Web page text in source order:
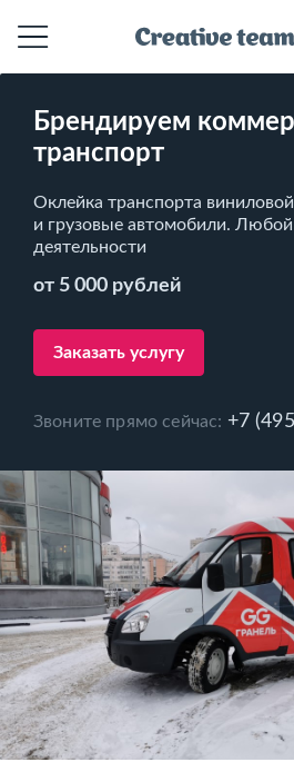
Брендируем
транспорт
Оклейка транспорта
и грузовые автомобили.
деятельности
от 5 000 рублей
Заказать услугу
Звоните прямо сейчас: +7